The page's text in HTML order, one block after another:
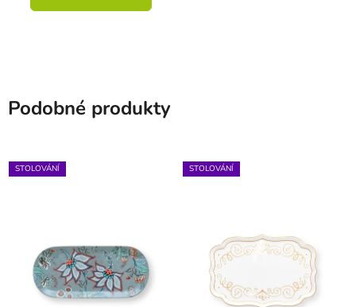
Podobné produkty
STOLOVÁNÍ STOLOVÁNÍ